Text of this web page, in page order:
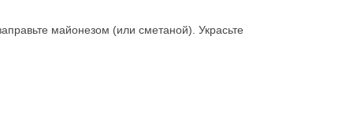
майонезом (или сметаной). Украсьте